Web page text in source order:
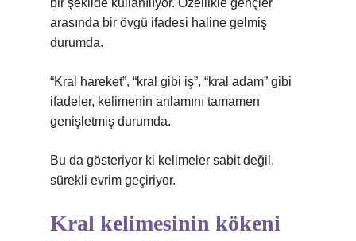
bir şekilde kullanılıyor. Özellikle gençler
arasında bir övgü ifadesi haline gelmiş
durumda.
“Kral hareket”, “kral gibi iş”, “kral adam” gibi
ifadeler, kelimenin anlamını tamamen
genişletmiş durumda.
Bu da gösteriyor ki kelimeler sabit değil,
sürekli evrim geçiriyor.
Kral kelimesinin kökeni